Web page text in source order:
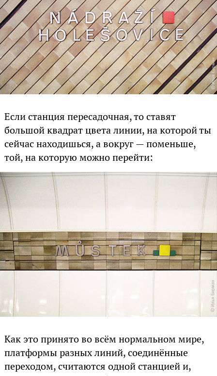
Если станция пересадочная, то ставят
большой квадрат цвета линии, на которой ты
сейчас находишься, а вокруг — поменьше,
той, на которую можно перейти:
Как это принято во всём нормальном мире,
платформы разных линий, соединённые
переходом, считаются одной станцией и,